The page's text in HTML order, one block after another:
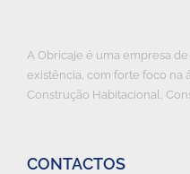
A Obricaje é uma empresa
existência, com forte foco na
Construção Habitacional,
CONTACTOS